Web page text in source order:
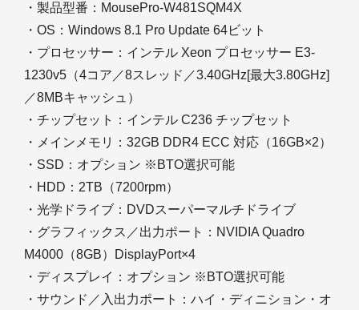
・製品型番：MousePro-W481SQM4X
・OS：Windows 8.1 Pro Update 64ビット
・プロセッサー：インテル Xeon プロセッサー E3-
1230v5（4コア／8スレッド／3.40GHz[最大3.80GHz]
／8MBキャッシュ）
・チップセット：インテル C236 チップセット
・メインメモリ：32GB DDR4 ECC 対応（16GB×2）
・SSD：オプション ※BTO選択可能
・HDD：2TB（7200rpm）
・光学ドライブ：DVDスーパーマルチドライブ
・グラフィックス／出力ポート：NVIDIA Quadro
M4000（8GB）DisplayPort×4
・ディスプレイ：オプション ※BTO選択可能
・サウンド／入出力ポート：ハイ・ディニション・オ